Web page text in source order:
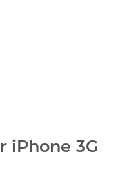
iPhone 3G